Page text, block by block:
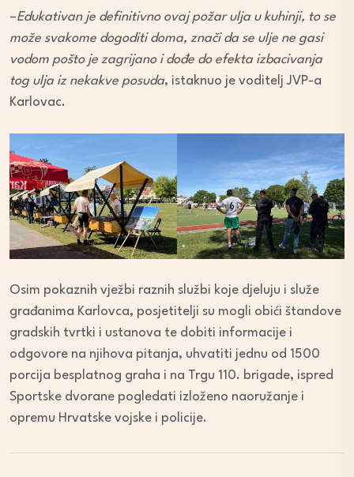
–Edukativan je definitivno ovaj požar ulja u kuhinji, to se
može svakome dogoditi doma, znači da se ulje ne gasi
vodom pošto je zagrijano i dođe do efekta izbacivanja
tog ulja iz nekakve posuda, istaknuo je voditelj JVP-a
Karlovac.
Osim pokaznih vježbi raznih službi koje djeluju i služe
građanima Karlovca, posjetitelji su mogli obići štandove
gradskih tvrtki i ustanova te dobiti informacije i
odgovore na njihova pitanja, uhvatiti jednu od 1500
porcija besplatnog graha i na Trgu 110. brigade, ispred
Sportske dvorane pogledati izloženo naoružanje i
opremu Hrvatske vojske i policije.